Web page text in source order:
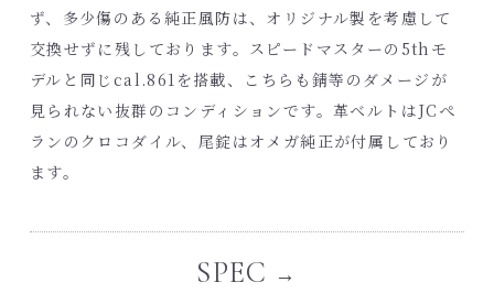
ず、多少傷のある純正風防は、オリジナル製を考慮して
交換せずに残しております。スピードマスターの5thモ
デルと同じcal.861を搭載、こちらも錆等のダメージが
見られない抜群のコンディションです。革ベルトはJCぺ
ランのクロコダイル、尾錠はオメガ純正が付属しており
ます。
SPEC